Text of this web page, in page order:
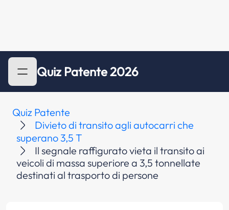
Quiz Patente 2026
Quiz Patente
Divieto di transito agli autocarri che
superano 3,5 T
Il segnale raffigurato vieta il transito ai
veicoli di massa superiore a 3,5 tonnellate
destinati al trasporto di persone